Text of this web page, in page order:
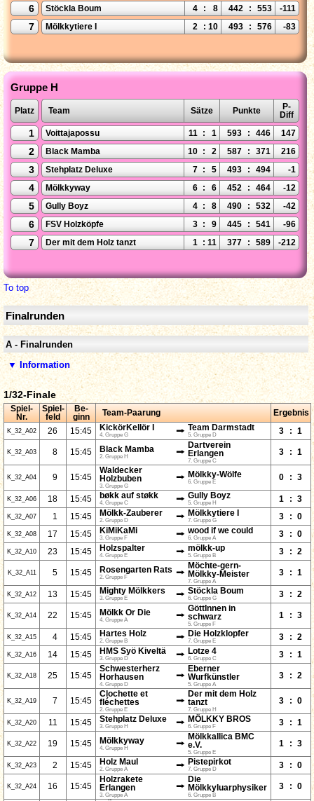
6 Stöckla Boum 4 : 8 442 : 553 -111
7 Mölkkytiere I 2 : 10 493 : 576 -83
Gruppe H
Platz Team Sätze Punkte
P-
Diff
1 Voittajapossu 11 : 1 593 : 446 147
2 Black Mamba 10 : 2 587 : 371 216
3 Stehplatz Deluxe 7 : 5 493 : 494 -1
4 Mölkkyway 6 : 6 452 : 464 -12
5 Gully Boyz 4 : 8 490 : 532 -42
6 FSV Holzköpfe 3 : 9 445 : 541 -96
7 Der mit dem Holz tanzt 1 : 11 377 : 589 -212
To top
Finalrunden
A - Finalrunden
▼ Information
1/32-Finale
Spiel-
Nr.
Spiel-
feld
Be-
ginn
Team-Paarung Ergebnis
K_32_A02 26 15:45 KickörKellör I
4. Gruppe G ⭢ Team Darmstadt
5. Gruppe D 3 : 1
K_32_A03 8 15:45 Black Mamba
2. Gruppe H ⭢
Dartverein
Erlangen
7. Gruppe C
3 : 1
K_32_A04 9 15:45
Waldecker
Holzbuben
3. Gruppe G
⭢ Mölkky-Wölfe
6. Gruppe E
0 : 3
K_32_A06 18 15:45 bøkk auf støkk
4. Gruppe C ⭢ Gully Boyz
5. Gruppe H 1 : 3
K_32_A07 1 15:45 Mölkk-Zauberer
2. Gruppe D ⭢ Mölkkytiere I
7. Gruppe G 3 : 0
K_32_A08 17 15:45 KiMiKaMi
3. Gruppe F ⭢ wood if we could
6. Gruppe A 3 : 0
K_32_A10 23 15:45 Holzspalter
4. Gruppe E ⭢ mölkk-up
5. Gruppe B 3 : 2
K_32_A11 5 15:45 Rosengarten Rats
2. Gruppe F ⭢
Möchte-gern-
Mölkky-Meister
7. Gruppe A
3 : 1
K_32_A12 13 15:45 Mighty Mölkkers
3. Gruppe E ⭢ Stöckla Boum
6. Gruppe G 3 : 2
K_32_A14 22 15:45 Mölkk Or Die
4. Gruppe A ⭢
GöttInnen in
schwarz
5. Gruppe F
1 : 3
K_32_A15 4 15:45 Hartes Holz
2. Gruppe B ⭢ Die Holzklopfer
7. Gruppe E 3 : 2
K_32_A16 14 15:45 HMS Syö Kiveltä
3. Gruppe D ⭢ Lotze 4
6. Gruppe C 3 : 1
K_32_A18 25 15:45
Schwesterherz
Horhausen
4. Gruppe D
⭢
Eberner
Wurfkünstler
5. Gruppe A
3 : 2
K_32_A19 7 15:45
Clochette et
fléchettes
2. Gruppe E
⭢
Der mit dem Holz
tanzt
7. Gruppe H
3 : 0
K_32_A20 11 15:45 Stehplatz Deluxe
3. Gruppe H ⭢ MÖLKKY BROS
6. Gruppe F 3 : 1
K_32_A22 19 15:45 Mölkkyway
4. Gruppe H ⭢
Mölkkallica BMC
e.V.
5. Gruppe E
1 : 3
K_32_A23 2 15:45 Holz Maul
2. Gruppe A ⭢ Pistepirkot
7. Gruppe D 3 : 0
K_32_A24 16 15:45
Holzrakete
Erlangen
3. Gruppe A
⭢
Die
Mölkkyluarphysiker
6. Gruppe B
3 : 0